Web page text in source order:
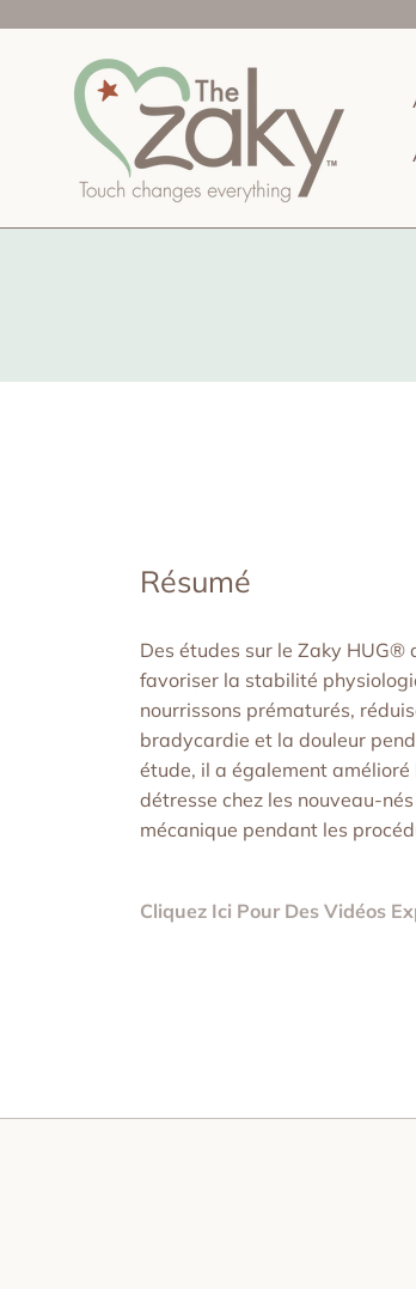
IGNORER ET PASSER AU CONTENU
Résumé
Des études sur le Zaky
favoriser la stabilité
nourrissons prématurés,
bradycardie et la douleur
étude, il a également
détresse chez les nouveau-
mécanique pendant les
Cliquez Ici Pour Des Vidéos